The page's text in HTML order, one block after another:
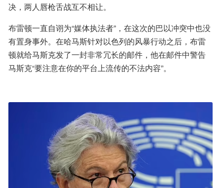
决，两人唇枪舌战互不相让。
布雷顿一直自诩为“媒体执法者”，在这次的巴以冲突中也没
有置身事外。在哈马斯针对以色列的风暴行动之后，布雷
顿就给马斯克发了一封非常冗长的邮件，他在邮件中警告
马斯克“要注意在你的平台上流传的不法内容”。